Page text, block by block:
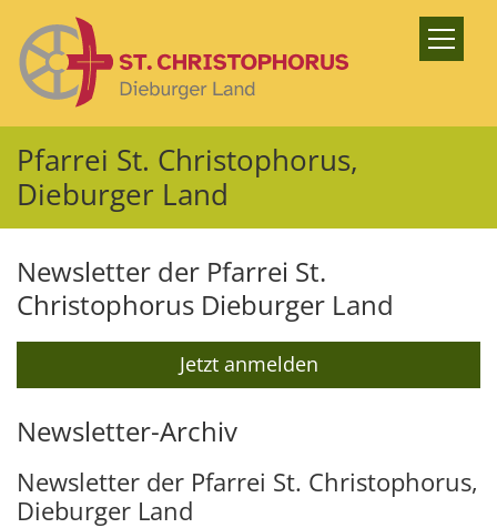
Zum Inhalt springen
Pfarrei St. Christophorus,
Dieburger Land
Newsletter der Pfarrei St.
Christophorus Dieburger Land
Jetzt anmelden
Newsletter-Archiv
Newsletter der Pfarrei St. Christophorus,
Dieburger Land